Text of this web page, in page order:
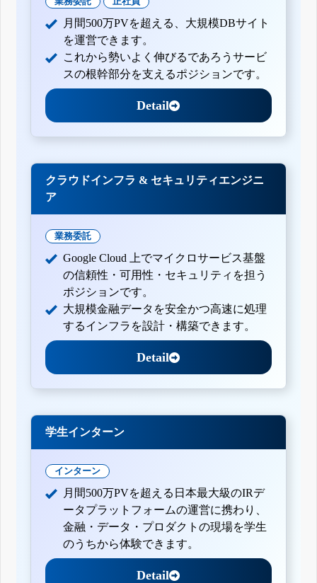
月間500万PVを超える、大規模DBサイト
を運営できます。
これから勢いよく伸びるであろうサービ
スの根幹部分を支えるポジションです。
Detail
クラウドインフラ & セキュリティエンジニ
ア
業務委託
Google Cloud 上でマイクロサービス基盤
の信頼性・可用性・セキュリティを担う
ポジションです。
大規模金融データを安全かつ高速に処理
するインフラを設計・構築できます。
Detail
学生インターン
インターン
月間500万PVを超える日本最大級のIRデ
ータプラットフォームの運営に携わり、
金融・データ・プロダクトの現場を学生
のうちから体験できます。
Detail